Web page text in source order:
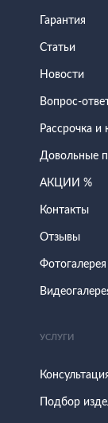
Гарантия
Статьи
Новости
Вопрос-
Рассрочка и
Довольные
АКЦИИ %
Контакты
Отзывы
Фотогалерея
УСЛУГИ
Подбор